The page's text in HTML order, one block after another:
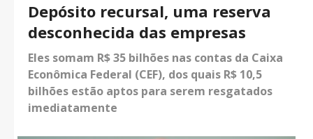
Depósito recursal, uma reserva
desconhecida das empresas
Eles somam R$ 35 bilhões nas contas da Caixa
Econômica Federal (CEF), dos quais R$ 10,5
bilhões estão aptos para serem resgatados
imediatamente